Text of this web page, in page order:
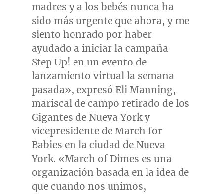
madres y a los bebés nunca ha
sido más urgente que ahora, y me
siento honrado por haber
ayudado a iniciar la campaña
Step Up! en un evento de
lanzamiento virtual la semana
pasada», expresó Eli Manning,
mariscal de campo retirado de los
Gigantes de Nueva Yorky
vicepresidente de March for
Babies en la ciudad de Nueva
York. «March of Dimes es una
organización basada en la idea de
que cuando nos unimos,